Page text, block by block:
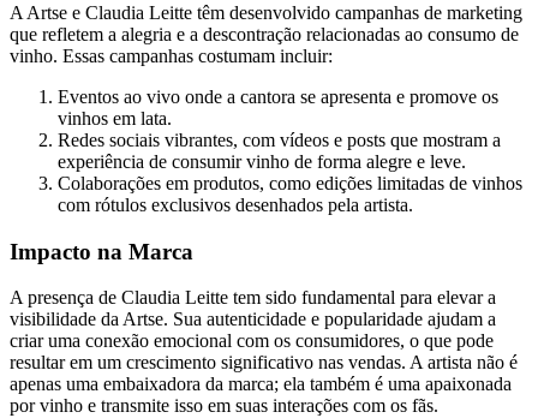
A Artse e Claudia Leitte têm desenvolvido campanhas de marketing
que refletem a alegria e a descontração relacionadas ao consumo de
vinho. Essas campanhas costumam incluir:
Eventos ao vivo onde a cantora se apresenta e promove os
vinhos em lata.
Redes sociais vibrantes, com vídeos e posts que mostram a
experiência de consumir vinho de forma alegre e leve.
Colaborações em produtos, como edições limitadas de vinhos
com rótulos exclusivos desenhados pela artista.
Impacto na Marca
A presença de Claudia Leitte tem sido fundamental para elevar a
visibilidade da Artse. Sua autenticidade e popularidade ajudam a
criar uma conexão emocional com os consumidores, o que pode
resultar em um crescimento significativo nas vendas. A artista não é
apenas uma embaixadora da marca; ela também é uma apaixonada
por vinho e transmite isso em suas interações com os fãs.